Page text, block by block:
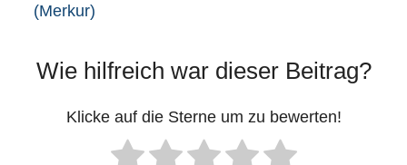
(Merkur)
Wie hilfreich war dieser Beitrag?
Klicke auf die Sterne um zu bewerten!